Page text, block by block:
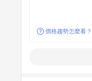
價格趨勢怎麼看？